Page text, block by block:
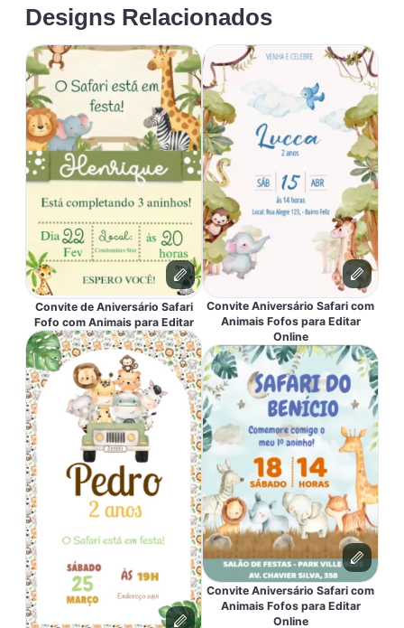
Designs Relacionados
Convite de Aniversário Safari
Fofo com Animais para Editar
Convite Aniversário Safari com
Animais Fofos para Editar
Online
Convite Aniversário Safari com
Animais Fofos para Editar
Online